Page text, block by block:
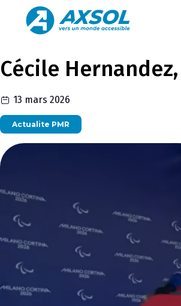
Cécile
13 mars 2026
Actualite PMR